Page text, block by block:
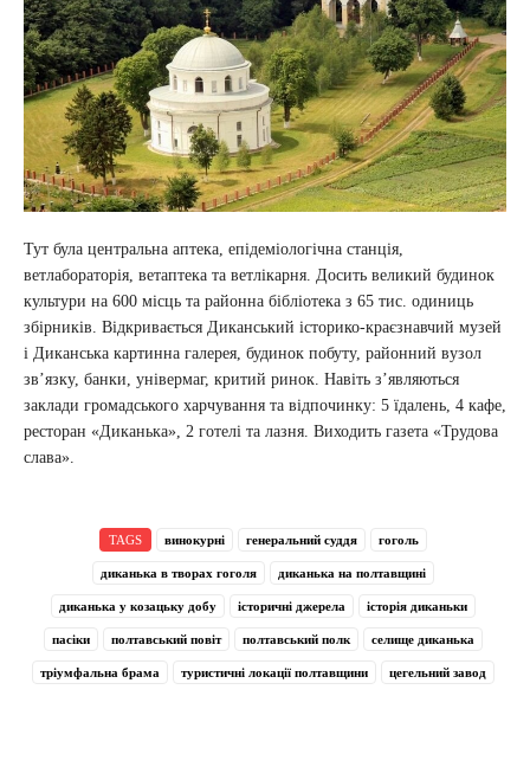
Тут була центральна аптека, епідеміологічна станція,
ветлабораторія, ветаптека та ветлікарня. Досить великий будинок
культури на 600 місць та районна бібліотека з 65 тис. одиниць
збірників. Відкривається Диканський історико-краєзнавчий музей
і Диканська картинна галерея, будинок побуту, районний вузол
зв’язку, банки, універмаг, критий ринок. Навіть з’являються
заклади громадського харчування та відпочинку: 5 їдалень, 4 кафе,
ресторан «Диканька», 2 готелі та лазня. Виходить газета «Трудова
слава».
TAGS винокурні генеральний суддя гоголь
диканька в творах гоголя диканька на полтавщині
диканька у козацьку добу історичні джерела історія диканьки
пасіки полтавський повіт полтавський полк селище диканька
тріумфальна брама туристичні локації полтавщини цегельний завод